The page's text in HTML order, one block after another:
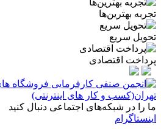
تجربه بهترین‌ها
تحویل سریع
پرداخت اقتصادی
ما را در شبکه‌های اجتماعی دنبال کنید
اینستاگرام